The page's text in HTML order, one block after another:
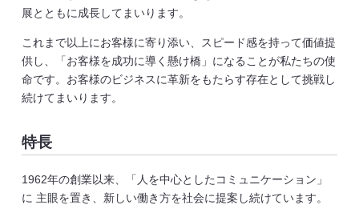
展とともに成長してまいります。
これまで以上にお客様に寄り添い、スピード感を持って価値提
供し、「お客様を成功に導く懸け橋」になることが私たちの使
命です。お客様のビジネスに革新をもたらす存在として挑戦し
続けてまいります。
特長
1962年の創業以来、「人を中心としたコミュニケーション」
に 主眼を置き、新しい働き方を社会に提案し続けています。